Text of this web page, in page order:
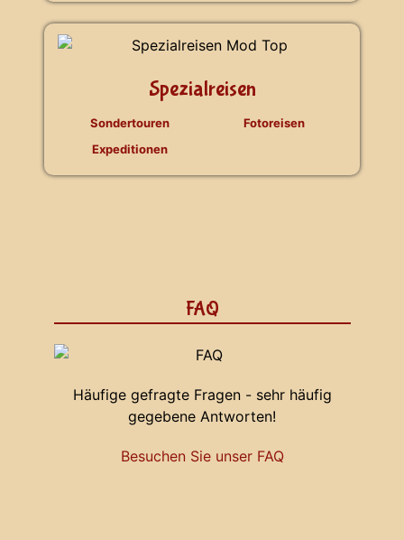
Spezialreisen
Sondertouren
Expeditionen
Fotoreisen
FAQ
Häufige gefragte Fragen - sehr häufig
gegebene Antworten!
Besuchen Sie unser FAQ